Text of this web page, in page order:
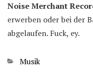
Noise Merchant
erwerben oder bei der
abgelaufen. Fuck, ey.
Kategorien
Musik